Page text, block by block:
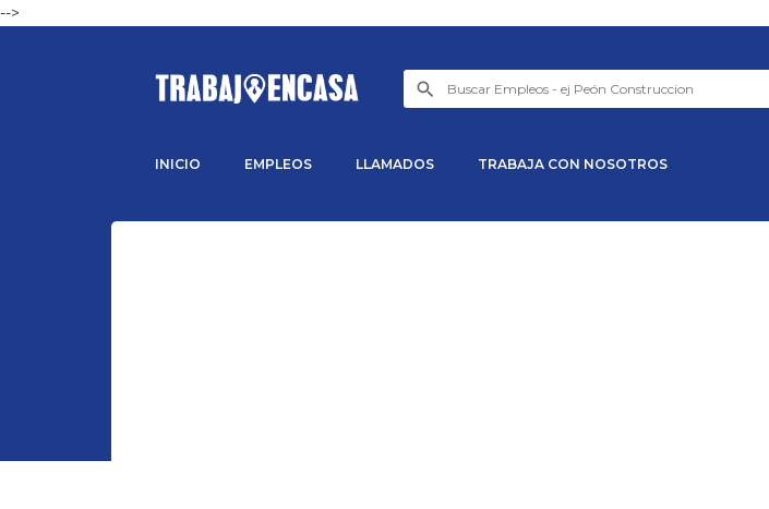
-->
INICIO EMPLEOS LLAMADOS TRABAJA CON NOSOTROS